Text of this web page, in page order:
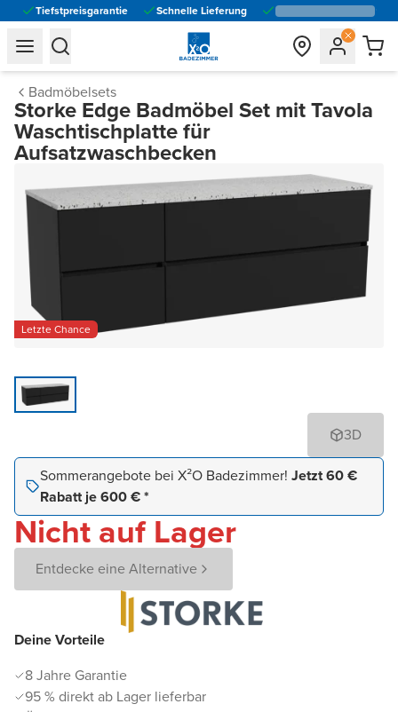
Tiefstpreisgarantie Schnelle Lieferung
general.navigation.toggle_menu.label
general.navigation.toggle_menu.label
Badmöbelsets
Storke Edge Badmöbel Set mit Tavola
Waschtischplatte für
Aufsatzwaschbecken
Letzte Chance
3D
Deine Vorteile
8 Jahre Garantie
95 % direkt ab Lager lieferbar
Sommerangebote bei X²O Badezimmer! Jetzt 60 €
Rabatt je 600 € *
Nicht auf Lager
Entdecke eine Alternative